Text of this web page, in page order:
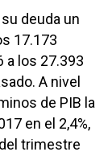
deuda un
17.173
a los 27.393
A nivel
de PIB la
en el 2,4%,
trimestre